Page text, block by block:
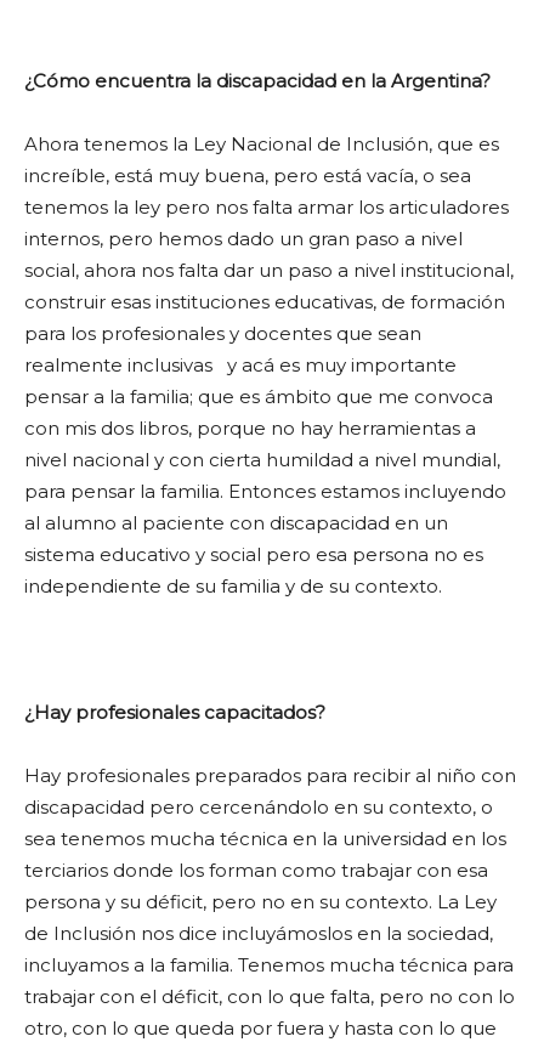
¿Cómo encuentra la discapacidad en la Argentina?
Ahora tenemos la Ley Nacional de Inclusión, que es
increíble, está muy buena, pero está vacía, o sea
tenemos la ley pero nos falta armar los articuladores
internos, pero hemos dado un gran paso a nivel
social, ahora nos falta dar un paso a nivel institucional,
construir esas instituciones educativas, de formación
para los profesionales y docentes que sean
realmente inclusivas y acá es muy importante
pensar a la familia; que es ámbito que me convoca
con mis dos libros, porque no hay herramientas a
nivel nacional y con cierta humildad a nivel mundial,
para pensar la familia. Entonces estamos incluyendo
al alumno al paciente con discapacidad en un
sistema educativo y social pero esa persona no es
independiente de su familia y de su contexto.
¿Hay profesionales capacitados?
Hay profesionales preparados para recibir al niño con
discapacidad pero cercenándolo en su contexto, o
sea tenemos mucha técnica en la universidad en los
terciarios donde los forman como trabajar con esa
persona y su déficit, pero no en su contexto. La Ley
de Inclusión nos dice incluyámoslos en la sociedad,
incluyamos a la familia. Tenemos mucha técnica para
trabajar con el déficit, con lo que falta, pero no con lo
otro, con lo que queda por fuera y hasta con lo que